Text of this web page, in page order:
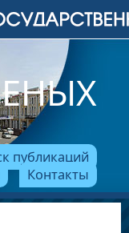
публикаций
Контакты